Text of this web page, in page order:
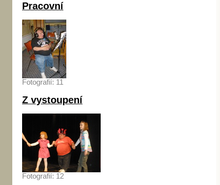
Pracovní
Fotografií: 11
Z vystoupení
Fotografií: 12